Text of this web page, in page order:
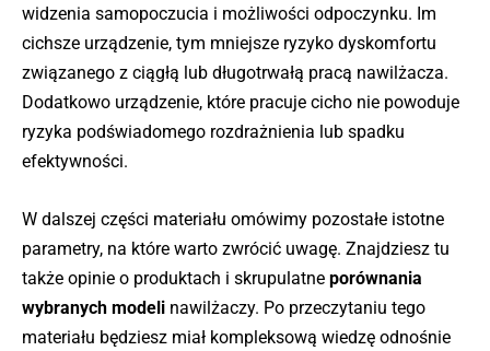
widzenia samopoczucia i możliwości odpoczynku. Im
cichsze urządzenie, tym mniejsze ryzyko dyskomfortu
związanego z ciągłą lub długotrwałą pracą nawilżacza.
Dodatkowo urządzenie, które pracuje cicho nie powoduje
ryzyka podświadomego rozdrażnienia lub spadku
efektywności.
W dalszej części materiału omówimy pozostałe istotne
parametry, na które warto zwrócić uwagę. Znajdziesz tu
także opinie o produktach i skrupulatne porównania
wybranych modeli nawilżaczy. Po przeczytaniu tego
materiału będziesz miał kompleksową wiedzę odnośnie